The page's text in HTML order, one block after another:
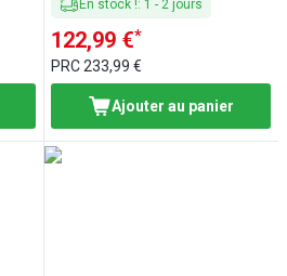
En stock !: 1 - 2 jours
122,99 €*
PRC233,99 €
Ajouter au panier